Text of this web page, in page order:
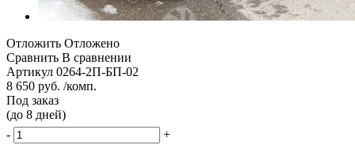
Отложить Отложено
Сравнить В сравнении
Артикул 0264-2П-БП-02
8 650 руб. /комп.
Под заказ
(до 8 дней)
-
+